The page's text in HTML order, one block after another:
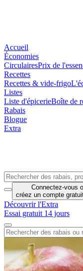
Accueil
Économies
CirculairesPrix de
Recettes
Recettes & vide-frigo
Listes
Liste d'épicerieBoîte de
Rabais
Blogue
Extra
Connectez-vous
créez un compte
Découvrir l'Extra
Essai gratuit 14 jours